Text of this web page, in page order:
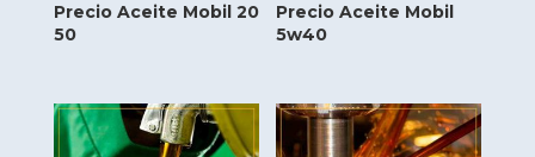
Precio Aceite Mobil 20
50
Precio Aceite Mobil
5w40